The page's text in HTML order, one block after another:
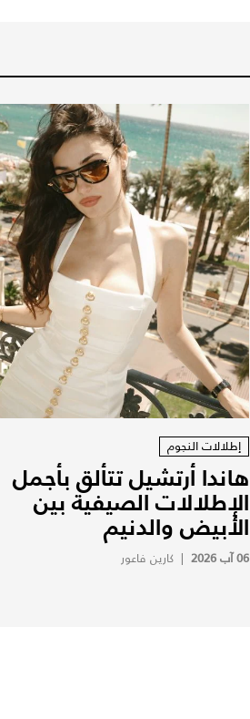
إطلالات النجوم
هاندا أرتشيل تتألق بأجمل
الإطلالات الصيفية بين
الأبيض والدنيم
06 آب 2026 | كارين فاعور